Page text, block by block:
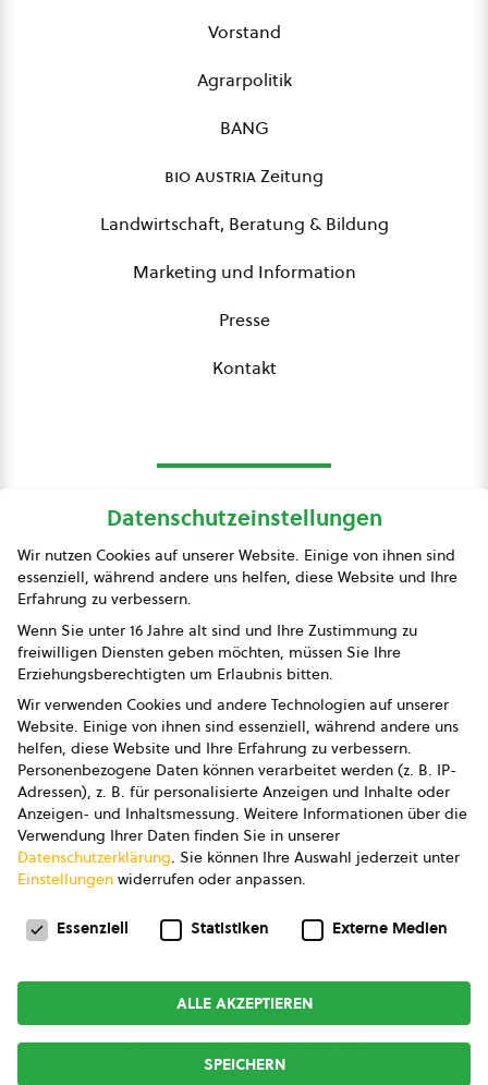
Vorstand
Agrarpolitik
BANG
bio austriaZeitung
Landwirtschaft, Beratung & Bildung
Marketing und Information
Presse
Kontakt
Presse
Impressum
Datenschutz
AGB
AGB Marketing GmbH
AGB Bildung
Newsletter
Copyright © 2026bio austria
Datenschutzeinstellungen
Wir nutzen Cookies auf unserer Website. Einige von ihnen sind
essenziell, während andere uns helfen, diese Website und Ihre
Erfahrung zu verbessern.
Wenn Sie unter 16 Jahre alt sind und Ihre Zustimmung zu
freiwilligen Diensten geben möchten, müssen Sie Ihre
Erziehungsberechtigten um Erlaubnis bitten.
Wir verwenden Cookies und andere Technologien auf unserer
Website. Einige von ihnen sind essenziell, während andere uns
helfen, diese Website und Ihre Erfahrung zu verbessern.
Personenbezogene Daten können verarbeitet werden (z. B. IP-
Adressen), z. B. für personalisierte Anzeigen und Inhalte oder
Anzeigen- und Inhaltsmessung. Weitere Informationen über die
Verwendung Ihrer Daten finden Sie in unserer
Datenschutzerklärung. Sie können Ihre Auswahl jederzeit unter
Einstellungen widerrufen oder anpassen.
Datenschutzeinstellungen
Essenziell Statistiken Externe Medien
ALLE AKZEPTIEREN
SPEICHERN